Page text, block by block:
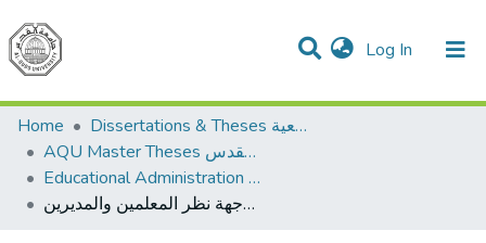
Log In (current)
Communities & Collections
All of DSpace
Home
Dissertations & Theses الرسائل الجامعية
AQU Master Theses الرسائل الجامعية الخاصة بجامعة القدس
Educational Administration الادارة التربوية
دور مديري مدارس مديرية القدس الشريف في تطوير العملية التربوية من وجهة نظر المعلمين والمديرين